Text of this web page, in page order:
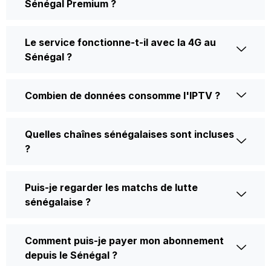
Sénégal Premium ?
Le service fonctionne-t-il avec la 4G au
Sénégal ?
Combien de données consomme l'IPTV ?
Quelles chaînes sénégalaises sont incluses
?
Puis-je regarder les matchs de lutte
sénégalaise ?
Comment puis-je payer mon abonnement
depuis le Sénégal ?